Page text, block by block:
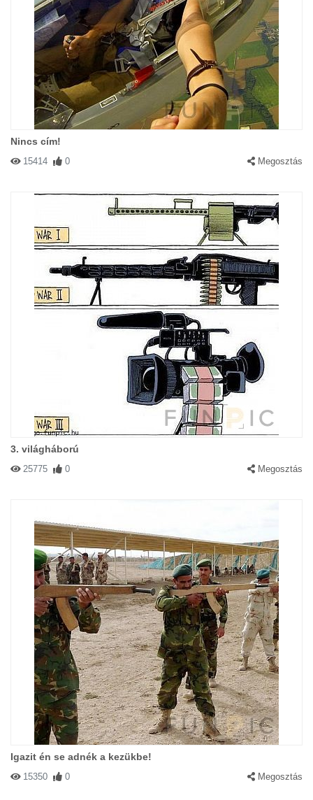
Nincs cím!
15414 0 Megosztás
3. világháború
25775 0 Megosztás
Igazit én se adnék a kezükbe!
15350 0 Megosztás